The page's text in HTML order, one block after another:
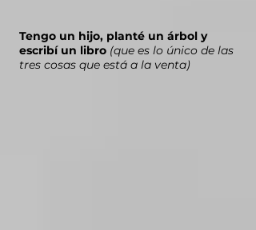
Tengo un hijo, planté un árbol y
escribí un libro (que es lo único de las
tres cosas que está a la venta)